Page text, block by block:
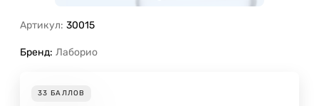
Артикул: 30015
Бренд: Лаборио
33 БАЛЛОВ